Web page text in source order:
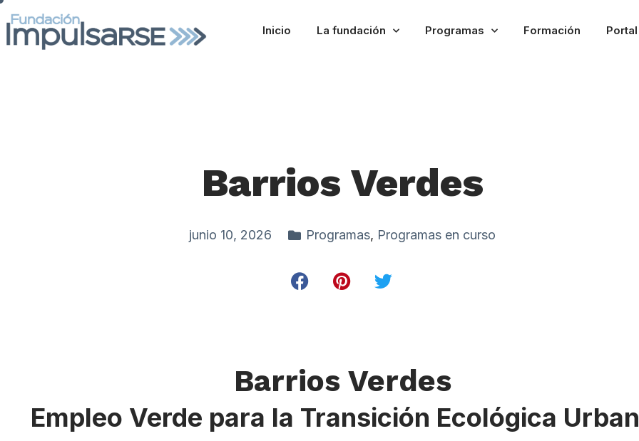
Inicio La fundación Programas Formación
Barrios Verdes
junio 10, 2026 Programas, Programas en curso
Barrios Verdes
Empleo Verde para la Transición Ecológica